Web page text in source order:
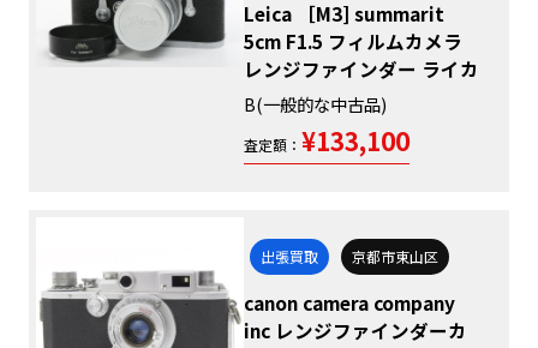
Leica ［M3] summarit
5cm F1.5 フィルムカメラ
レンジファインダー ライカ
B(一般的な中古品)
査定額： ¥133,100
出張買取 京都市東山区
canon camera company
inc レンジファインダーカ